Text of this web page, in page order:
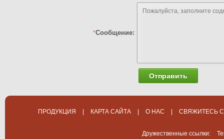
*Сообщение:
Отправить
ПРОДУКЦИЯ КАРТА САЙТА О НАС СВЯЖИТЕСЬ
Дружественные ссылки: